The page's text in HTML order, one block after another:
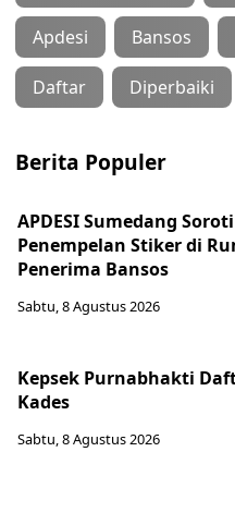
Apdesi Bansos
Daftar Diperbaiki
Berita Populer
APDESI Sumedang Soroti
Penempelan Stiker di
Penerima Bansos
Sabtu, 8 Agustus 2026
Kepsek Purnabhakti
Kades
Sabtu, 8 Agustus 2026